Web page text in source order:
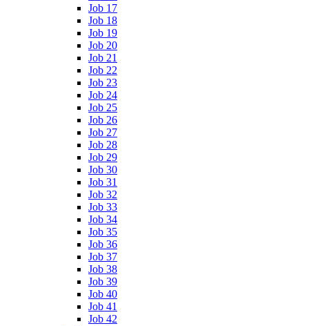
Job 17
Job 18
Job 19
Job 20
Job 21
Job 22
Job 23
Job 24
Job 25
Job 26
Job 27
Job 28
Job 29
Job 30
Job 31
Job 32
Job 33
Job 34
Job 35
Job 36
Job 37
Job 38
Job 39
Job 40
Job 41
Job 42